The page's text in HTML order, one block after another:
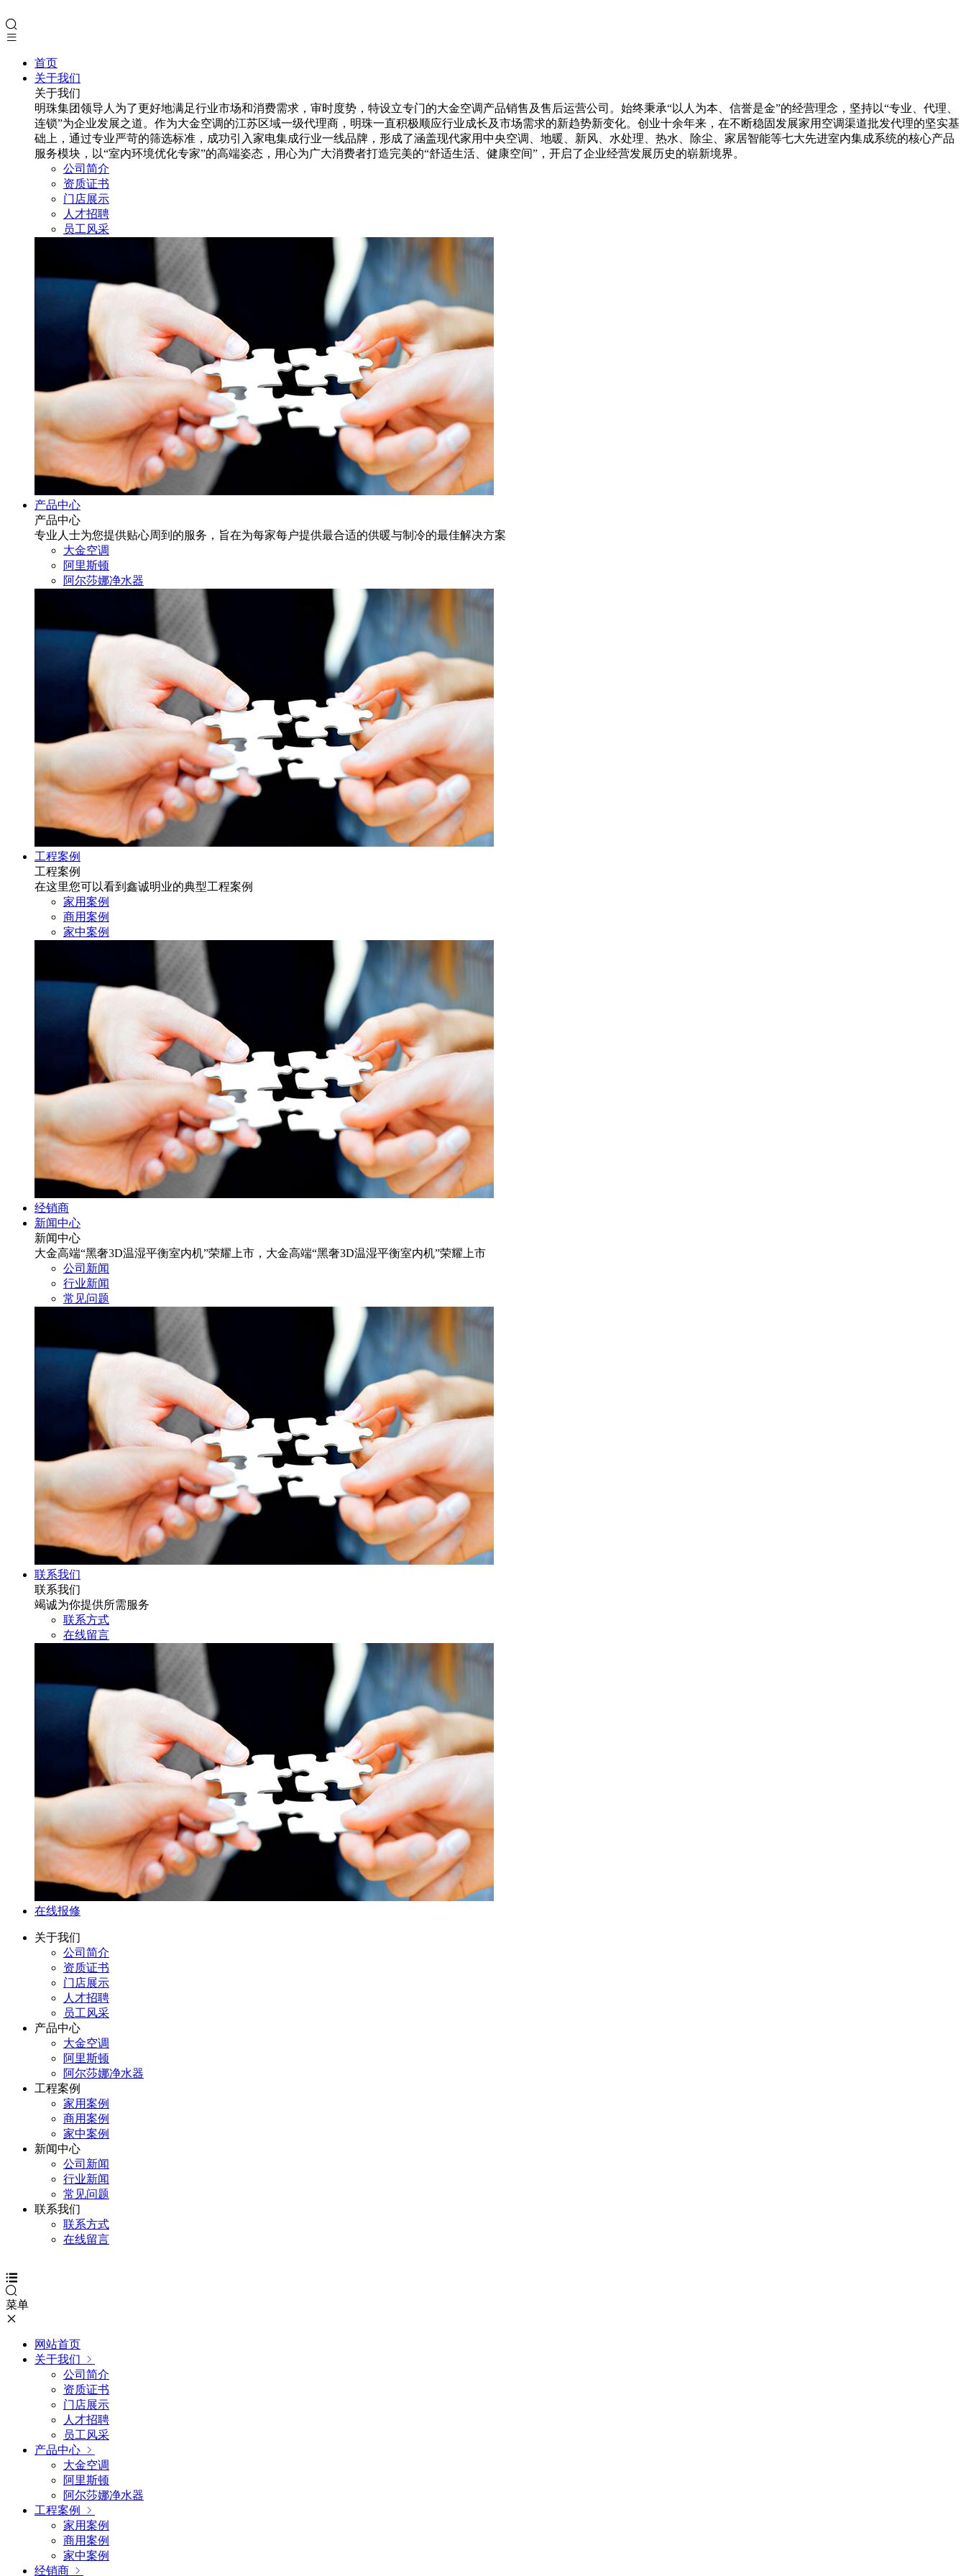
首页
关于我们
关于我们
明珠集团领导人为了更好地满足行业市场和消费需求，审时度势，特设立专门的大金空调产品销售及售后运营公司。始终秉承“以人为本、信誉是金”的经营理念，坚持以“专业、代理、
连锁”为企业发展之道。作为大金空调的江苏区域一级代理商，明珠一直积极顺应行业成长及市场需求的新趋势新变化。创业十余年来，在不断稳固发展家用空调渠道批发代理的坚实基
础上，通过专业严苛的筛选标准，成功引入家电集成行业一线品牌，形成了涵盖现代家用中央空调、地暖、新风、水处理、热水、除尘、家居智能等七大先进室内集成系统的核心产品
服务模块，以“室内环境优化专家”的高端姿态，用心为广大消费者打造完美的“舒适生活、健康空间”，开启了企业经营发展历史的崭新境界。
公司简介
资质证书
门店展示
人才招聘
员工风采
产品中心
产品中心
专业人士为您提供贴心周到的服务，旨在为每家每户提供最合适的供暖与制冷的最佳解决方案
大金空调
阿里斯顿
阿尔莎娜净水器
工程案例
工程案例
在这里您可以看到鑫诚明业的典型工程案例
家用案例
商用案例
家中案例
经销商
新闻中心
新闻中心
大金高端“黑奢3D温湿平衡室内机”荣耀上市，大金高端“黑奢3D温湿平衡室内机”荣耀上市
公司新闻
行业新闻
常见问题
联系我们
联系我们
竭诚为你提供所需服务
联系方式
在线留言
在线报修
关于我们
公司简介
资质证书
门店展示
人才招聘
员工风采
产品中心
大金空调
阿里斯顿
阿尔莎娜净水器
工程案例
家用案例
商用案例
家中案例
新闻中心
公司新闻
行业新闻
常见问题
联系我们
联系方式
在线留言
菜单
网站首页
关于我们
公司简介
资质证书
门店展示
人才招聘
员工风采
产品中心
大金空调
阿里斯顿
阿尔莎娜净水器
工程案例
家用案例
商用案例
家中案例
经销商